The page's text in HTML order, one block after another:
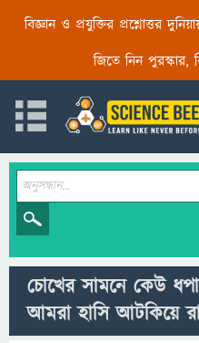
বিজ্ঞান ও প্রযুক্তির প্রশ্নোত্তর
জিতে নিন পুরস্কার,
চোখের সামনে কেউ
আমরা হাসি আটকিয়ে